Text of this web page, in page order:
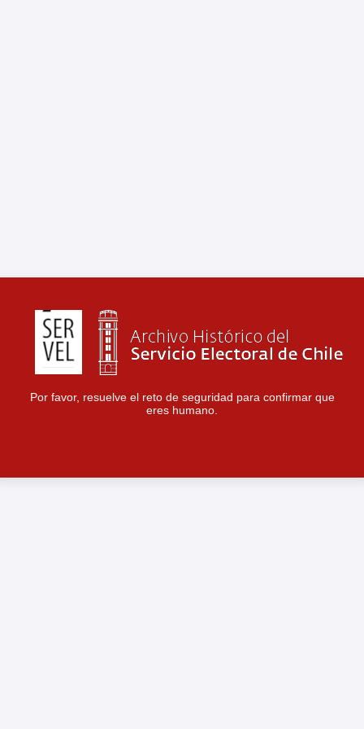
Por favor, resuelve el reto de seguridad para confirmar que
eres humano.